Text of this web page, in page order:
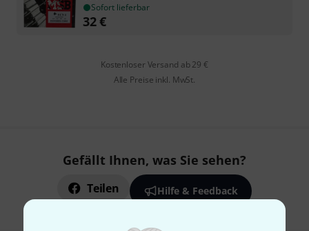
Sofort lieferbar
32€
Kostenloser Versand ab 29 €
Alle Preise inkl. MwSt.
Gefällt Ihnen, was Sie sehen?
Teilen Hilfe & Feedback